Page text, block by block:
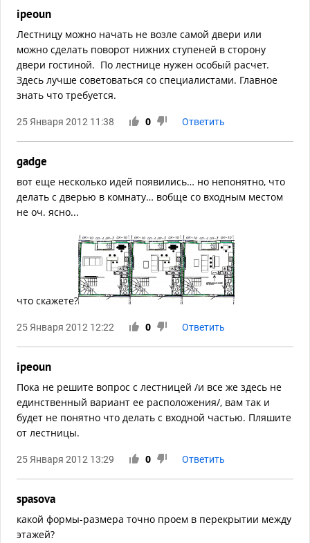
ipeoun
Лестницу можно начать не возле самой двери или
можно сделать поворот нижних ступеней в сторону
двери гостиной. По лестнице нужен особый расчет.
Здесь лучше советоваться со специалистами. Главное
знать что требуется.
25 Января 2012 11:38 0 Ответить
gadge
вот еще несколько идей появились… но непонятно, что
делать с дверью в комнату… вобще со входным местом
не оч. ясно...
что скажете?
25 Января 2012 12:22 0 Ответить
ipeoun
Пока не решите вопрос с лестницей /и все же здесь не
единственный вариант ее расположения/, вам так и
будет не понятно что делать с входной частью. Пляшите
от лестницы.
25 Января 2012 13:29 0 Ответить
spasova
какой формы-размера точно проем в перекрытии между
этажей?